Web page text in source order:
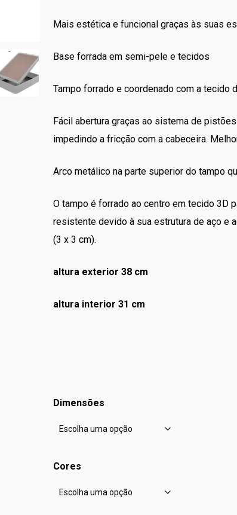
Mais estética e funcional graças às suas
Base forrada em semi-pele e tecidos
Tampo forrado e coordenado com a tecido
Fácil abertura graças ao sistema de
impedindo a fricção com a cabeceira.
Arco metálico na parte superior do tampo
O tampo é forrado ao centro em tecido 3D
resistente devido à sua estrutura de aço
(3 x 3 cm).
altura exterior 38 cm
altura interior 31 cm
Dimensões
Cores